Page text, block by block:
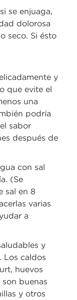
se enjuaga,
dolorosa
seco. Si ésto
y
que evite el
una
podría
sabor
después de
con sal
(Se
sal en 8
varias
a
y
Los caldos
huevos
buenas
y otros